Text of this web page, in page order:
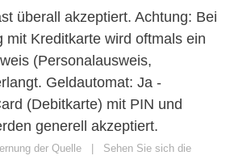
überall akzeptiert. Achtung: Bei
mit Kreditkarte wird oftmals ein
(Personalausweis,
Geldautomat: Ja -
(Debitkarte) mit PIN und
generell akzeptiert.
der Quelle | Sehen Sie sich die